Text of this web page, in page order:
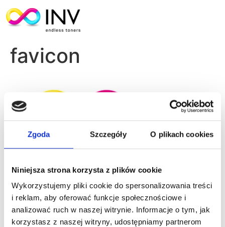
Zgoda Szczegóły O plikach cookies
Niniejsza strona korzysta z plików cookie
Wykorzystujemy pliki cookie do spersonalizowania treści
i reklam, aby oferować funkcje społecznościowe i
analizować ruch w naszej witrynie. Informacje o tym, jak
korzystasz z naszej witryny, udostępniamy partnerom
favicon